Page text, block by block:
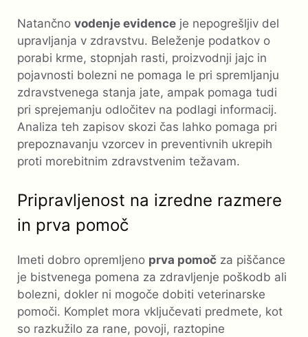
Natančno vodenje evidence je nepogrešljiv del
upravljanja v zdravstvu. Beleženje podatkov o
porabi krme, stopnjah rasti, proizvodnji jajc in
pojavnosti bolezni ne pomaga le pri spremljanju
zdravstvenega stanja jate, ampak pomaga tudi
pri sprejemanju odločitev na podlagi informacij.
Analiza teh zapisov skozi čas lahko pomaga pri
prepoznavanju vzorcev in preventivnih ukrepih
proti morebitnim zdravstvenim težavam.
Pripravljenost na izredne razmere
in prva pomoč
Imeti dobro opremljeno prva pomoč za piščance
je bistvenega pomena za zdravljenje poškodb ali
bolezni, dokler ni mogoče dobiti veterinarske
pomoči. Komplet mora vključevati predmete, kot
so razkužilo za rane, povoji, raztopine